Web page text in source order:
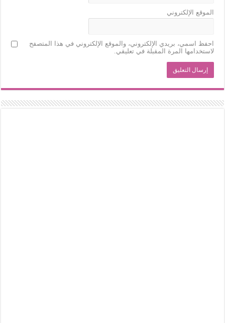
الموقع الإلكتروني
احفظ اسمي، بريدي الإلكتروني، والموقع الإلكتروني في هذا المتصفح
لاستخدامها المرة المقبلة في تعليقي.